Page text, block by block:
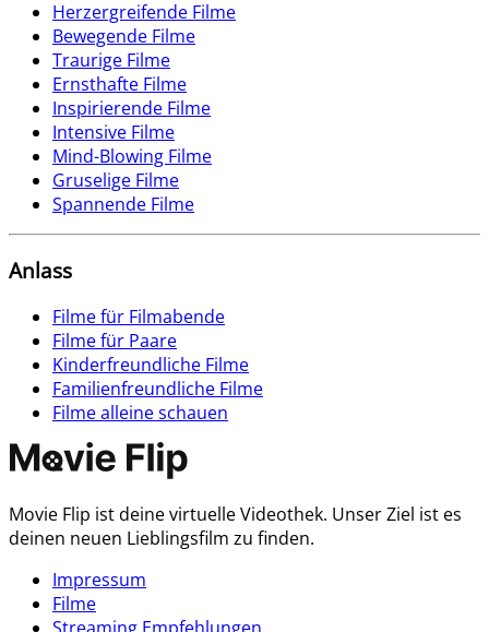
Herzergreifende Filme
Bewegende Filme
Traurige Filme
Ernsthafte Filme
Inspirierende Filme
Intensive Filme
Mind-Blowing Filme
Gruselige Filme
Spannende Filme
Anlass
Filme für Filmabende
Filme für Paare
Kinderfreundliche Filme
Familienfreundliche Filme
Filme alleine schauen
Movie Flip ist deine virtuelle Videothek. Unser Ziel ist es
deinen neuen Lieblingsfilm zu finden.
Impressum
Filme